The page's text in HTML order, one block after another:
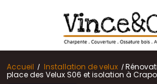
Accueil Installation de velux
place des Velux S06 et isolation à